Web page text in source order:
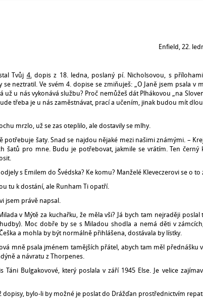
Enfield, 22. ledna
Tvůj 4.dopis z 18. ledna, poslaný pí. Nicholsovou, s
se neztratil. Ve svém 4. dopise se zmiňuješ: „O Janě jsem psala v
už u nás vykonává službu? Proč nemůžeš dát Plhákovou „na
třeba je u nás zaměstnávat, prací a učením, jinak budou mít
mrzlo, už se zas oteplilo, ale dostavily se mlhy.
potřebuje šaty. Snad se najdou nějaké mezi našimi známými. –
šatů pro mne. Budu je potřebovat, jakmile se vrátím. Ten
s Emilem do Švédska? Ke komu? Manželé Kleveczerovi se o to
tu k dostání, ale Runham Ti opatří.
jsem právě napsal.
v Mýtě za kuchařku, že měla vši? Já bych tam nejraději
Moc dobře by se s Miladou shodla a nemá děti v
a mohla by být normálně přihlášena, dostávala by lístky.
mně psala jménem tamějších přátel, abych tam měl přednášku
a návratu z Thorpenes.
Táni Bulgakovové, který poslala v září 1945 Else. Je velice
dopisy, bylo-li by možné je poslat do Drážďan prostřednictvím